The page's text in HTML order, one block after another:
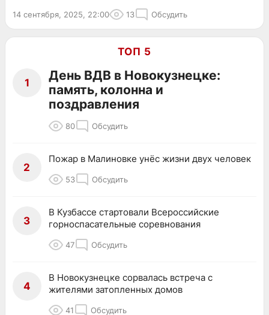
14 сентября, 2025, 22:00 13 Обсудить
ТОП 5
1
День ВДВ в Новокузнецке:
память, колонна и
поздравления
80 Обсудить
2
Пожар в Малиновке унёс жизни двух человек
53 Обсудить
3
В Кузбассе стартовали Всероссийские
горноспасательные соревнования
47 Обсудить
4
В Новокузнецке сорвалась встреча с
жителями затопленных домов
41 Обсудить